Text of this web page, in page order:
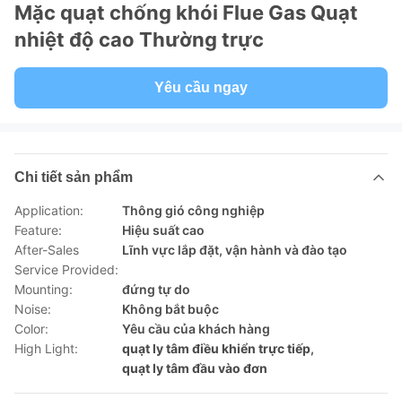
Mặc quạt chống khói Flue Gas Quạt
nhiệt độ cao Thường trực
Yêu cầu ngay
Chi tiết sản phẩm
Application:
Thông gió công nghiệp
Feature:
Hiệu suất cao
After-Sales
Service Provided:
Lĩnh vực lắp đặt, vận hành và đào tạo
Mounting:
đứng tự do
Noise:
Không bắt buộc
Color:
Yêu cầu của khách hàng
High Light:
quạt ly tâm điều khiển trực tiếp,
quạt ly tâm đầu vào đơn